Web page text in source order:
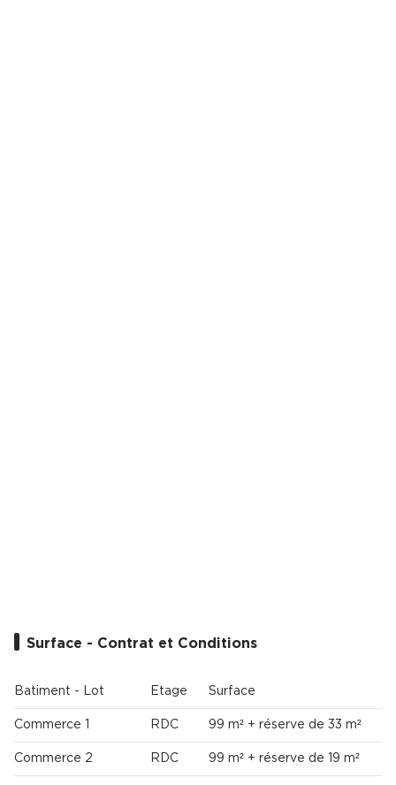
Surface - Contrat et Conditions
Batiment - Lot Etage Surface
Commerce 1 RDC 99 m² + réserve de 33 m²
Commerce 2 RDC 99 m² + réserve de 19 m²